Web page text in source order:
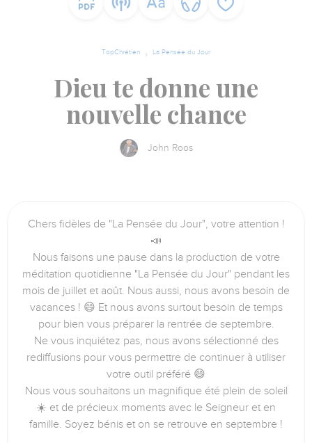
TopChrétien La Pensée du Jour
Dieu te donne une
nouvelle chance
John Roos
Chers fidèles de "La Pensée du Jour", votre attention !
📣
Nous faisons une pause dans la production de votre
méditation quotidienne "La Pensée du Jour" pendant les
mois de juillet et août. Nous aussi, nous avons besoin de
vacances ! 😄 Et nous avons surtout besoin de temps
pour bien vous préparer la rentrée de septembre.
Ne vous inquiétez pas, nous avons sélectionné des
rediffusions pour vous permettre de continuer à utiliser
votre outil préféré 😄
Nous vous souhaitons un magnifique été plein de soleil
☀️ et de précieux moments avec le Seigneur et en
famille. Soyez bénis et on se retrouve en septembre !